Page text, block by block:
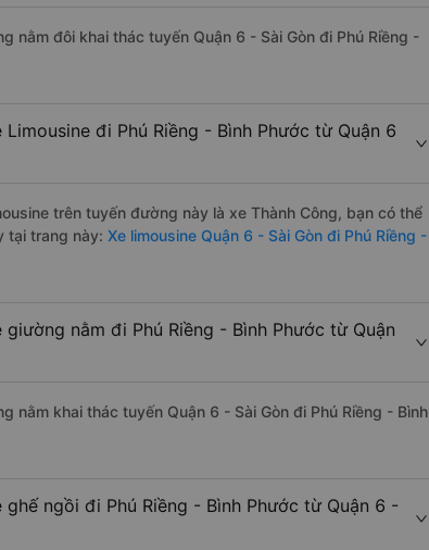
nằm đôi khai thác tuyến Quận 6 - Sài Gòn đi Phú Riềng -
đi Phú Riềng - Bình Phước từ Quận 6
trên tuyến đường này là xe Thành Công, bạn có thể
tại trang này: Xe limousine Quận 6 - Sài Gòn đi Phú Riềng -
nằm đi Phú Riềng - Bình Phước từ Quận
nằm khai thác tuyến Quận 6 - Sài Gòn đi Phú Riềng - Bình
ngồi đi Phú Riềng - Bình Phước từ Quận 6 -